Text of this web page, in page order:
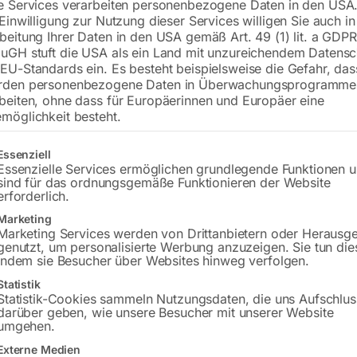
Anwärmen für HEAT
11/16kW/HDi 11K400 KB/HDi
TC/HDi 16K400 KB/HDi
TC/HDi 18K400 TC/HDi
TC zB. für LKW-Spurstangen,
Rohre,…
ca. 2 - 3 Tage
CHAMP 16kW/HDi HDi 16K400
KB/HDi 16K400 TC/HDi 18K400
TC/HDi 21K400 TC zB. für
€696,00
zzgl.Versandkosten
Lieferzeit:ca. 2 - 3 Tage
Services verarbeiten personenbezogene Daten in den
zur Nutzung dieser Services willigen Sie auch
Ihrer Daten in den USA gemäß Art. 49 (1) lit. a
stuft die USA als ein Land mit unzureichendem
Standards ein. Es besteht beispielsweise die Gefahr,
personenbezogene Daten in
ohne dass für Europäerinnen und Europäer eine
besteht.
eine Liste der Service-Gruppen, für die eine Einwilligung erteilt
Services ermöglichen grundlegende Funktionen
für das ordnungsgemäße Funktionieren der Website
Services werden von Drittanbietern oder
um personalisierte Werbung anzuzeigen. Sie tun
sie Besucher über Websites hinweg verfolgen.
Cookies sammeln Nutzungsdaten, die uns
geben, wie unsere Besucher mit unserer Website
Medien